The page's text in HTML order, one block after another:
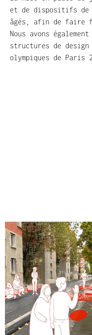
et de dispositifs de
âgés, afin de faire
Nous avons
structures de
olympiques de Paris